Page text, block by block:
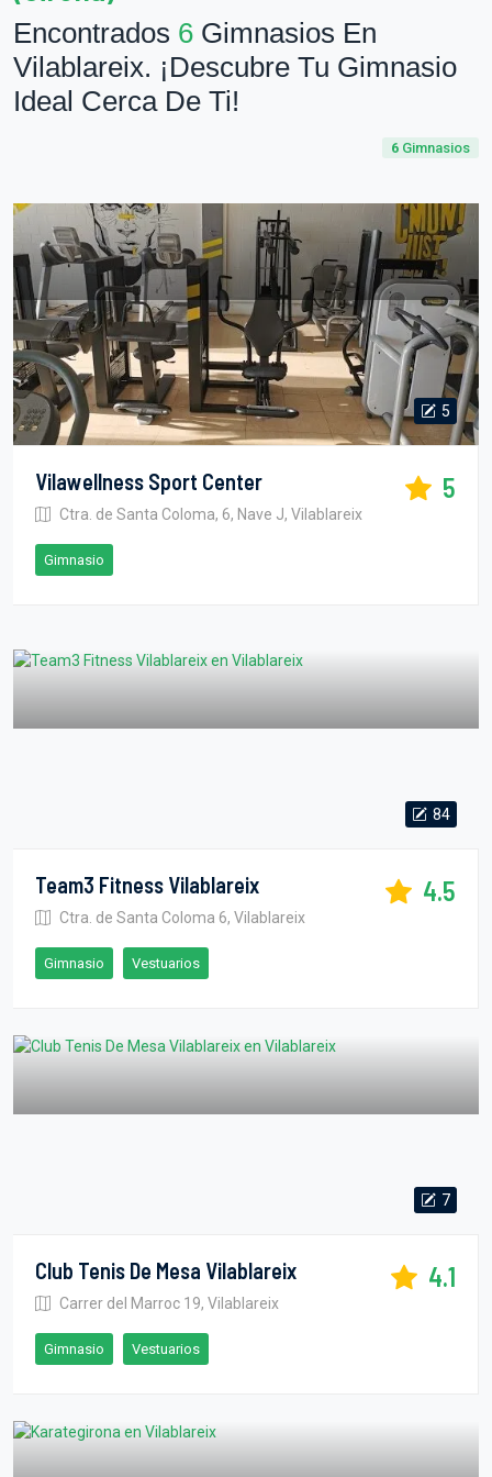
Encontrados 6 Gimnasios En
Vilablareix. ¡Descubre Tu Gimnasio
Ideal Cerca De Ti!
6 Gimnasios
5
Vilawellness Sport Center
Ctra. de Santa Coloma, 6, Nave J, Vilablareix
5
Gimnasio
84
Team3 Fitness Vilablareix
Ctra. de Santa Coloma 6, Vilablareix
4.5
Gimnasio Vestuarios
7
Club Tenis De Mesa Vilablareix
Carrer del Marroc 19, Vilablareix
4.1
Gimnasio Vestuarios